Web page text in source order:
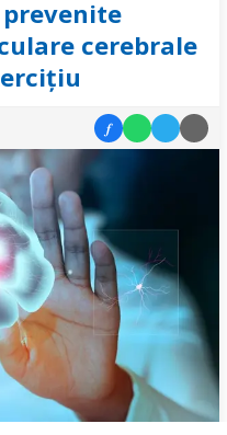
cerebrale
f